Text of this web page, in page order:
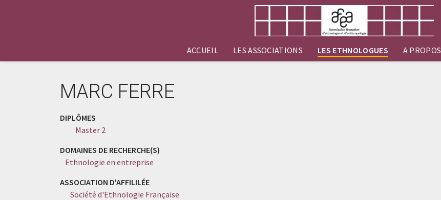
ACCUEIL LES ASSOCIATIONS LES ETHNOLOGUES A PROPOS
MARC FERRE
DIPLÔMES
Master 2
DOMAINES DE RECHERCHE(S)
Ethnologie en entreprise
ASSOCIATION D'AFFILILÉE
Société d'Ethnologie Française